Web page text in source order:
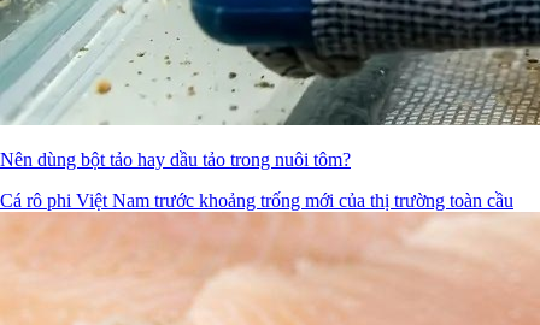
Nên dùng bột tảo hay dầu tảo trong nuôi tôm?
Cá rô phi Việt Nam trước khoảng trống mới của thị trường toàn cầu